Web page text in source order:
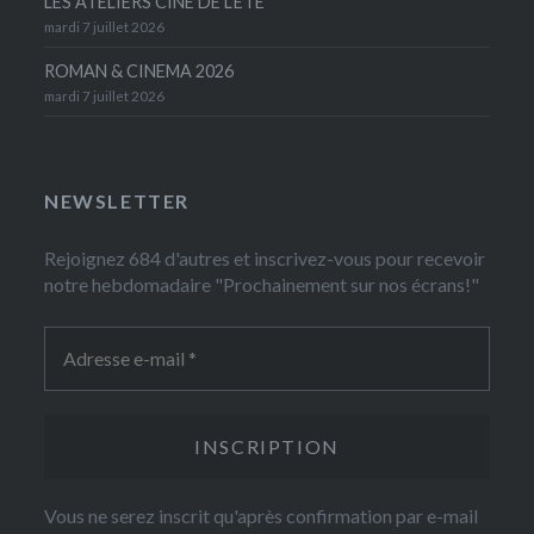
mardi 7 juillet 2026
ROMAN & CINEMA 2026
mardi 7 juillet 2026
NEWSLETTER
Rejoignez 684 d'autres et inscrivez-vous pour recevoir
notre hebdomadaire "Prochainement sur nos écrans!"
Vous ne serez inscrit qu'après confirmation par e-mail